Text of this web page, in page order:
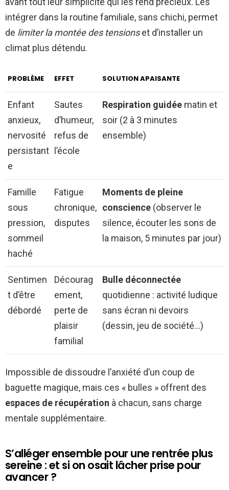
intégrer dans la routine familiale, sans chichi, permet
de limiter la montée des tensionset d’installer un
climat plus détendu.
PROBLÈME EFFET SOLUTION APAISANTE
Enfant
anxieux,
nervosité
persistant
e
Sautes
d’humeur,
refus de
l’école
Respiration guidée matin et
soir (2 à 3 minutes
ensemble)
Famille
sous
pression,
sommeil
haché
Fatigue
chronique,
disputes
Moments de pleine
conscience (observer le
silence, écouter les sons de
la maison, 5 minutes par jour)
Sentimen
t d’être
débordé
Décourag
ement,
perte de
plaisir
familial
Bulle déconnectée
quotidienne : activité ludique
sans écran ni devoirs
(dessin, jeu de société…)
Impossible de dissoudre l’anxiété d’un coup de
baguette magique, mais ces « bulles » offrent des
espaces de récupération à chacun, sans charge
mentale supplémentaire.
S’alléger ensemble pour une rentrée plus
sereine : et si on osait lâcher prise pour
avancer ?